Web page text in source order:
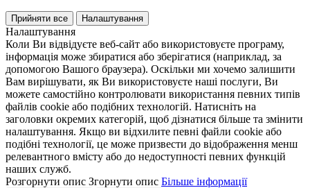
Прийняти все Налаштування
Налаштування
Коли Ви відвідуєте веб-сайт або використовуєте програму,
інформація може збиратися або зберігатися (наприклад, за
допомогою Вашого браузера). Оскільки ми хочемо залишити
Вам вирішувати, як Ви використовуєте наші послуги, Ви
можете самостійно контролювати використання певних типів
файлів cookie або подібних технологій. Натисніть на
заголовки окремих категорій, щоб дізнатися більше та змінити
налаштування. Якщо ви відхилите певні файли cookie або
подібні технології, це може призвести до відображення менш
релевантного вмісту або до недоступності певних функцій
наших служб.
Розгорнути опис Згорнути опис Більше інформації